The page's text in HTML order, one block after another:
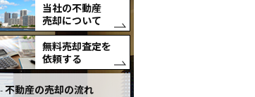
当社の不動産
売却について
無料売却査定を
依頼する
不動産の売却の流れ